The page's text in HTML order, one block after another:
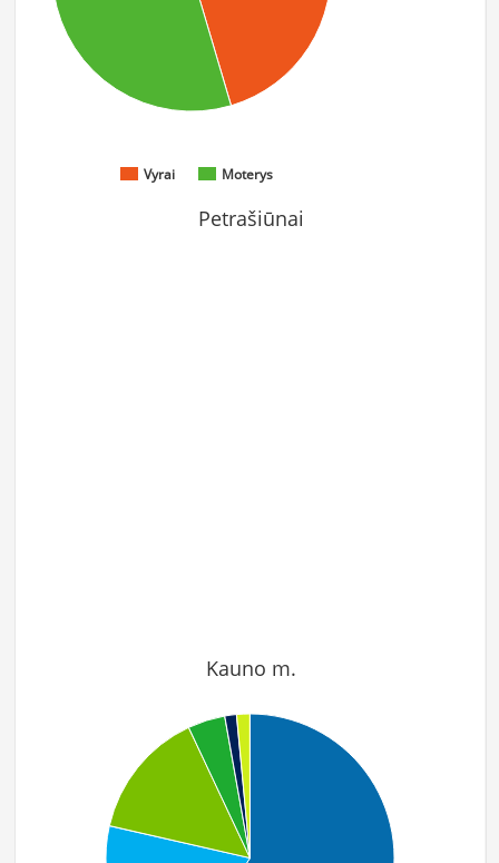
Vyrai Moterys
Petrašiūnai
Kauno m.